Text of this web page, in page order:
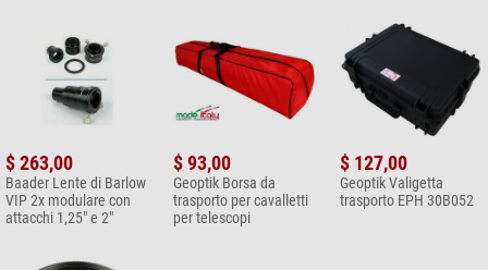
$ 263,00
Baader Lente di Barlow
VIP 2x modulare con
attacchi 1,25" e 2"
$ 93,00
Geoptik Borsa da
trasporto per cavalletti
per telescopi
$ 127,00
Geoptik Valigetta
trasporto EPH 30B052